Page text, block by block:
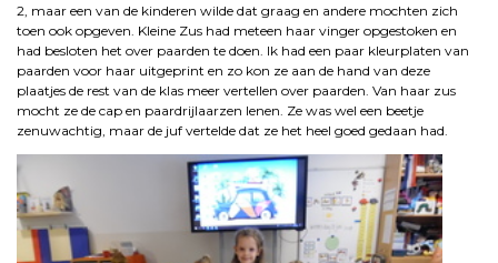
2, maar een van de kinderen wilde dat graag en andere mochten zich
toen ook opgeven. Kleine Zus had meteen haar vinger opgestoken en
had besloten het over paarden te doen. Ik had een paar kleurplaten van
paarden voor haar uitgeprint en zo kon ze aan de hand van deze
plaatjes de rest van de klas meer vertellen over paarden. Van haar zus
mocht ze de cap en paardrijlaarzen lenen. Ze was wel een beetje
zenuwachtig, maar de juf vertelde dat ze het heel goed gedaan had.